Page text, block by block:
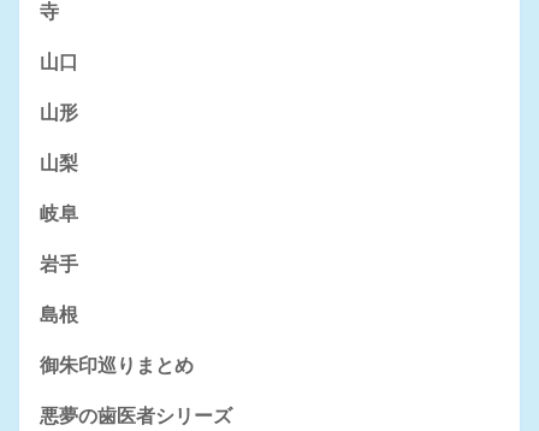
寺
山口
山形
山梨
岐阜
岩手
島根
御朱印巡りまとめ
悪夢の歯医者シリーズ